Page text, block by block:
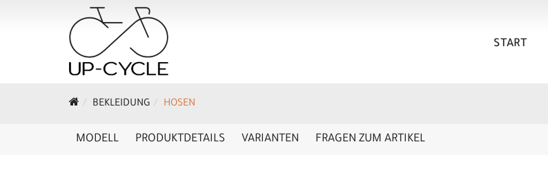
START
BEKLEIDUNG HOSEN
MODELL PRODUKTDETAILS VARIANTEN FRAGEN ZUM ARTIKEL